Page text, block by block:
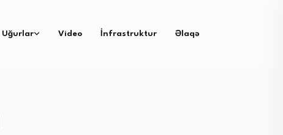
Uğurlar Video İnfrastruktur Əlaqə